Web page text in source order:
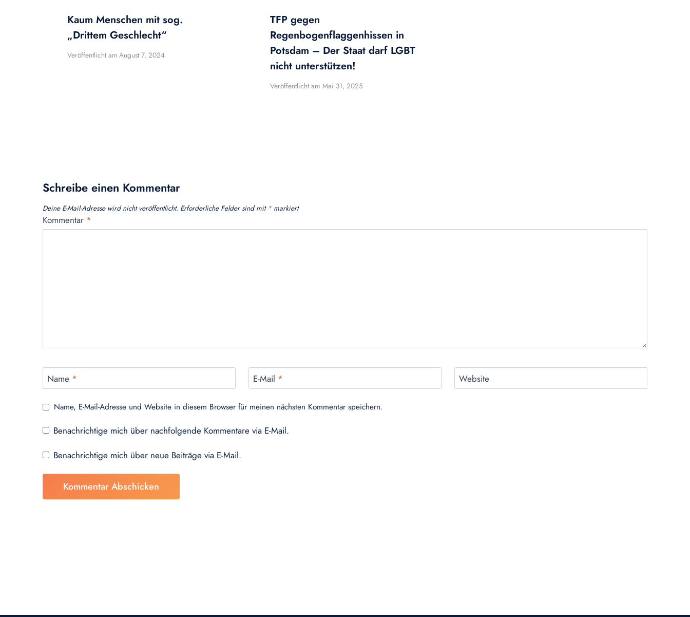
Kaum Menschen mit sog.
„Drittem Geschlecht“
Veröffentlicht am August 7, 2024
TFP gegen
Regenbogenflaggenhissen in
Potsdam – Der Staat darf LGBT
nicht unterstützen!
Veröffentlicht am Mai 31, 2025
Schreibe einen Kommentar
Deine E-Mail-Adresse wird nicht veröffentlicht. Erforderliche Felder sind mit *markiert
Kommentar *
Name * E-Mail * Website
Name, E-Mail-Adresse und Website in diesem Browser für meinen nächsten Kommentar speichern.
Benachrichtige mich über nachfolgende Kommentare via E-Mail.
Benachrichtige mich über neue Beiträge via E-Mail.